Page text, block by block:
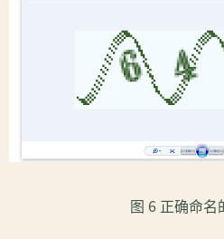
图 6 正确命名